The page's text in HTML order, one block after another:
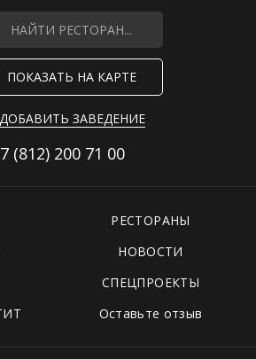
НАЙТИ РЕСТОРАН...
ПОКАЗАТЬ НА КАРТЕ
ДОБАВИТЬ ЗАВЕДЕНИЕ
(812) 200 71 00
РЕСТОРАНЫ
НОВОСТИ
СПЕЦПРОЕКТЫ
Оставьте отзыв